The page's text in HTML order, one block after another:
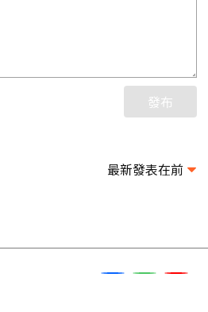
發布
最新發表在前